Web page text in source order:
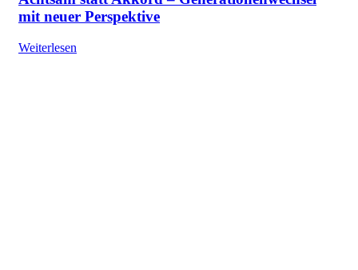
mit neuer Perspektive
Weiterlesen